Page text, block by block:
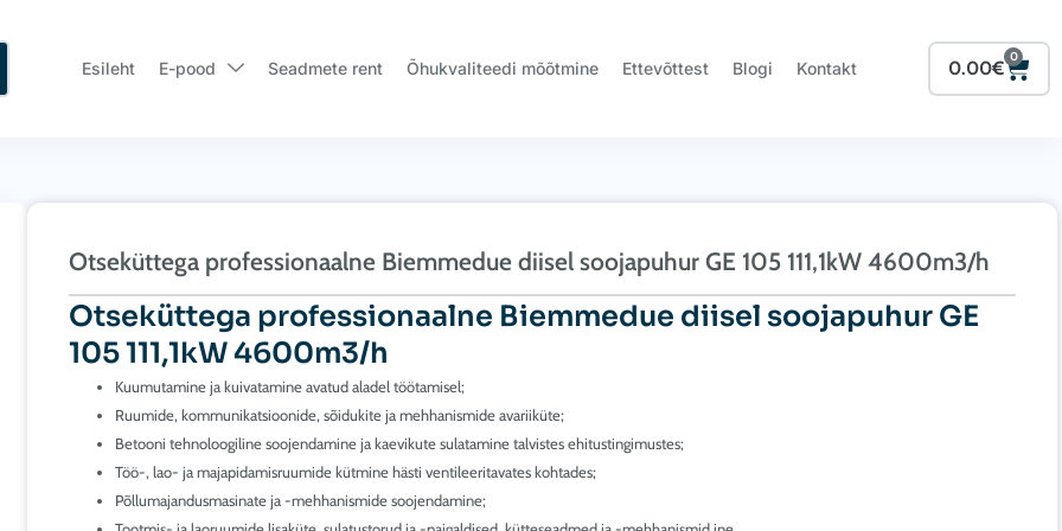
Esileht E-pood Seadmete rent Õhukvaliteedi mõõtmine Ettevõttest Blogi Kontakt 0.00€
0
Cart
Otseküttega professionaalne Biemmedue diisel soojapuhur GE 105 111,1kW 4600m3/h
Otseküttega professionaalne Biemmedue diisel soojapuhur GE
105 111,1kW 4600m3/h
Kuumutamine ja kuivatamine avatud aladel töötamisel;
Ruumide, kommunikatsioonide, sõidukite ja mehhanismide avariiküte;
Betooni tehnoloogiline soojendamine ja kaevikute sulatamine talvistes ehitustingimustes;
Töö-, lao- ja majapidamisruumide kütmine hästi ventileeritavates kohtades;
Põllumajandusmasinate ja -mehhanismide soojendamine;